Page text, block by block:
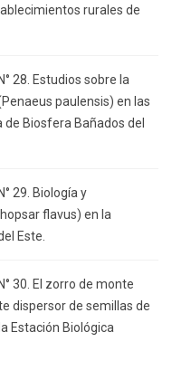
rurales de
28. Estudios sobre la
paulensis) en las
de Biosfera Bañados del
29. Biología y
flavus) en la
Este.
30. El zorro de monte
dispersor de semillas de
Estación Biológica